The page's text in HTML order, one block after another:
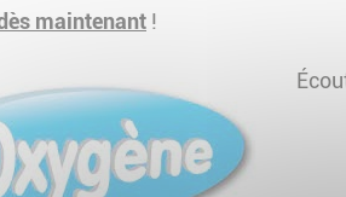
maintenant!